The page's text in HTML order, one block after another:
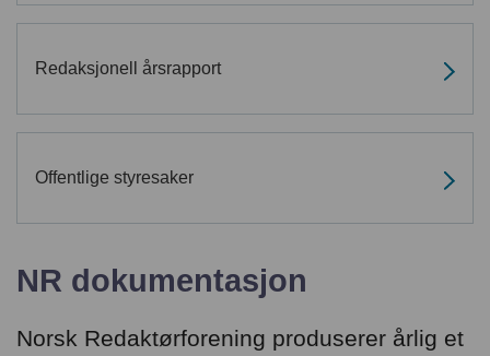
Redaksjonell årsrapport
Offentlige styresaker
NR dokumentasjon
Norsk Redaktørforening produserer årlig et